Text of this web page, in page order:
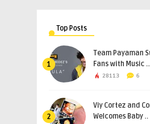
Top Posts
1
Team Payaman
Fans with Music ..
28113 6
2
Viy Cortez and
Welcomes Baby ..